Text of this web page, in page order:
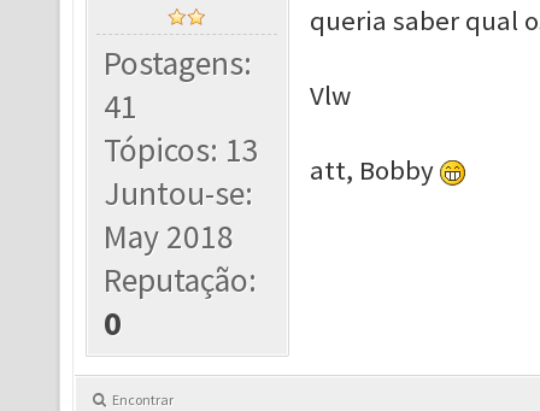
Postagens:
41
Tópicos: 13
Juntou-se:
May 2018
Reputação:
0
queria saber qual
Vlw
att, Bobby
Encontrar